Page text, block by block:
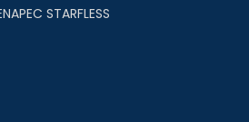
STARFLESS